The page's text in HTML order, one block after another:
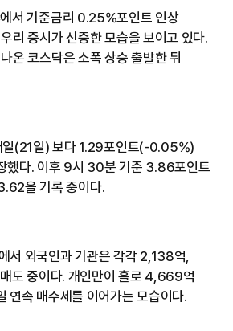
서 기준금리 0.25%포인트 인상
리 증시가 신중한 모습을 보이고 있다.
온 코스닥은 소폭 상승 출발한 뒤
일(21일) 보다 1.29포인트(-0.05%)
다. 이후 9시 30분 기준 3.86포인트
을 기록 중이다.
서 외국인과 기관은 각각 2,138억,
도 중이다. 개인만이 홀로 4,669억
연속 매수세를 이어가는 모습이다.